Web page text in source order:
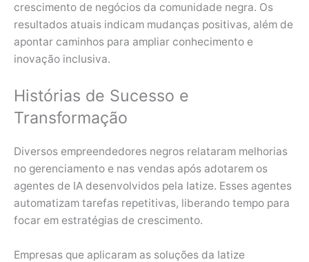
crescimento de negócios da comunidade negra. Os
resultados atuais indicam mudanças positivas, além de
apontar caminhos para ampliar conhecimento e
inovação inclusiva.
Histórias de Sucesso e
Transformação
Diversos empreendedores negros relataram melhorias
no gerenciamento e nas vendas após adotarem os
agentes de IA desenvolvidos pela Iatize. Esses agentes
automatizam tarefas repetitivas, liberando tempo para
focar em estratégias de crescimento.
Empresas que aplicaram as soluções da Iatize